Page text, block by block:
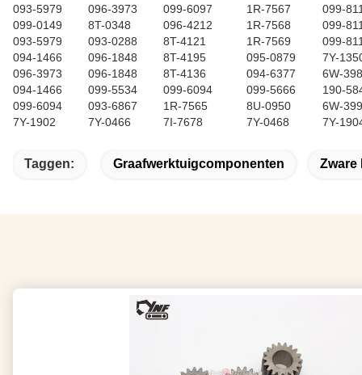
093-5979
096-3973 099-6097 1R-7567
099-
099-0149
8T-0348 096-4212 1R-7568
099-
093-5979
093-0288 8T-4121 1R-7569
099-
094-1466
096-1848 8T-4195 095-0879
7Y-
096-3973
096-1848 8T-4136 094-6377
6W-
094-1466
099-5534 099-6094 099-5666
190-
099-6094
093-6867 1R-7565 8U-0950
6W-
7Y-1902
7Y-0466 7I-7678 7Y-0468 7Y-
Taggen: Graafwerktuigcomponenten Zware